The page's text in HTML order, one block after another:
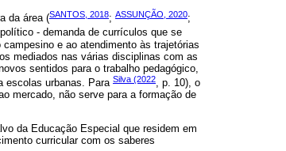
da área (SANTOS, 2018; ASSUNÇÃO, 2020;
- demanda de currículos que se
e ao atendimento às trajetórias
mediados nas várias disciplinas com as
sentidos para o trabalho pedagógico,
escolas urbanas. Para Silva (2022, p. 10), o
mercado, não serve para a formação de
da Educação Especial que residem em
curricular com os saberes